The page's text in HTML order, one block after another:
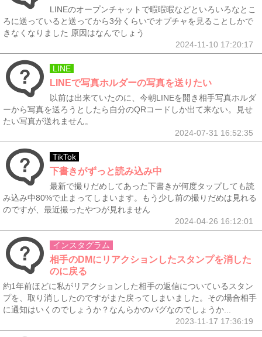
LINEのオープンチャットで暇暇暇などといろいろなとこ
ろに送っていると送ってから3分くらいでオプチャを見ることしかで
きなくなりました 原因はなんでしょう
2024-11-10 17:20:17
LINE
LINEで写真ホルダーの写真を送りたい
以前は出来ていたのに、今朝LINEを開き相手写真ホルダ
ーから写真を送ろうとしたら自分のQRコードしか出て来ない。見せ
たい写真が送れません。
2024-07-31 16:52:35
TikTok
下書きがずっと読み込み中
最新で撮りだめしてあった下書きが何度タップしても読
み込み中80%で止まってしまいます。もう少し前の撮りだめは見れる
のですが、最近撮ったやつが見れません
2024-04-26 16:12:01
インスタグラム
相手のDMにリアクションしたスタンプを消した
のに戻る
約1年前ほどに私がリアクションした相手の返信についているスタン
プを、取り消ししたのですがまた戻ってしまいました。その場合相手
に通知はいくのでしょうか？なんらかのバグなのでしょうか...
2023-11-17 17:36:19